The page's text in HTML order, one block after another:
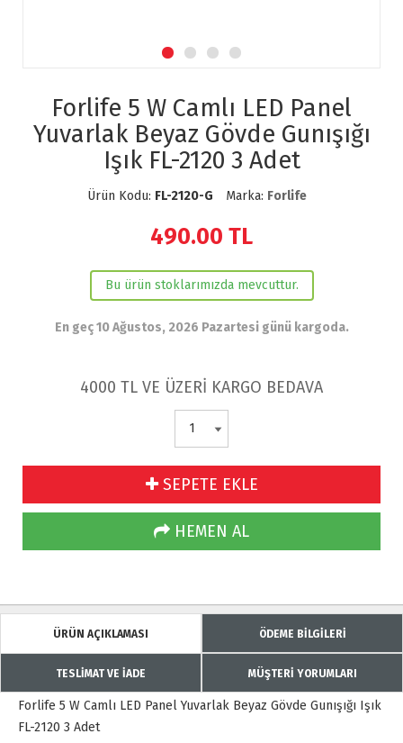
Forlife 5 W Camlı LED Panel
Yuvarlak Beyaz Gövde Gunışığı
Işık FL-2120 3 Adet
Ürün Kodu: FL-2120-G Marka: Forlife
490.00 TL
Bu ürün stoklarımızda mevcuttur.
En geç 10 Ağustos, 2026 Pazartesi günü kargoda.
4000 TL VE ÜZERİ KARGO BEDAVA
SEPETE EKLE
HEMEN AL
ÜRÜN AÇIKLAMASI ÖDEME BİLGİLERİ
TESLİMAT VE İADE MÜŞTERİ YORUMLARI
Forlife 5 W Camlı LED Panel Yuvarlak Beyaz Gövde Gunışığı Işık
FL-2120 3 Adet